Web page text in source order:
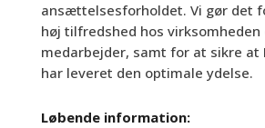
ansættelsesforholdet. Vi gør det
høj tilfredshed hos virksomheden
medarbejder, samt for at sikre at
har leveret den optimale ydelse.
Løbende information: